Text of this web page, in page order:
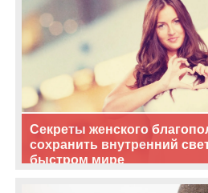
Секреты женского
сохранить внутренний
быстром мире